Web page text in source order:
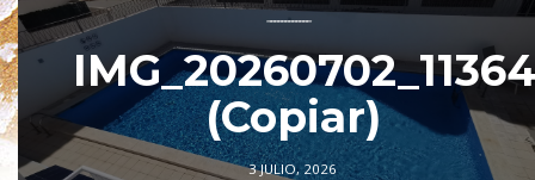
––––––––––––
(Copiar)
3 JULIO, 2026